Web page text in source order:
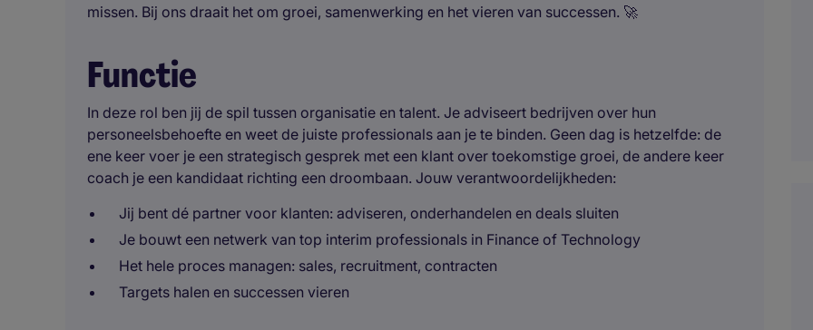
missen. Bij ons draait het om groei, samenwerking en het vieren van successen. 🚀
Functie
In deze rol ben jij de spil tussen organisatie en talent. Je adviseert bedrijven over hun
personeelsbehoefte en weet de juiste professionals aan je te binden. Geen dag is hetzelfde: de
ene keer voer je een strategisch gesprek met een klant over toekomstige groei, de andere keer
coach je een kandidaat richting een droombaan. Jouw verantwoordelijkheden:
Jij bent dé partner voor klanten: adviseren, onderhandelen en deals sluiten
Je bouwt een netwerk van top interim professionals in Finance of Technology
Het hele proces managen: sales, recruitment, contracten
Targets halen en successen vieren